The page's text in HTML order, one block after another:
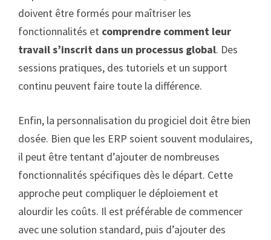
doivent être formés pour maîtriser les
fonctionnalités et comprendre comment leur
travail s’inscrit dans un processus global. Des
sessions pratiques, des tutoriels et un support
continu peuvent faire toute la différence.
Enfin, la personnalisation du progiciel doit être bien
dosée. Bien que les ERP soient souvent modulaires,
il peut être tentant d’ajouter de nombreuses
fonctionnalités spécifiques dès le départ. Cette
approche peut compliquer le déploiement et
alourdir les coûts. Il est préférable de commencer
avec une solution standard, puis d’ajouter des